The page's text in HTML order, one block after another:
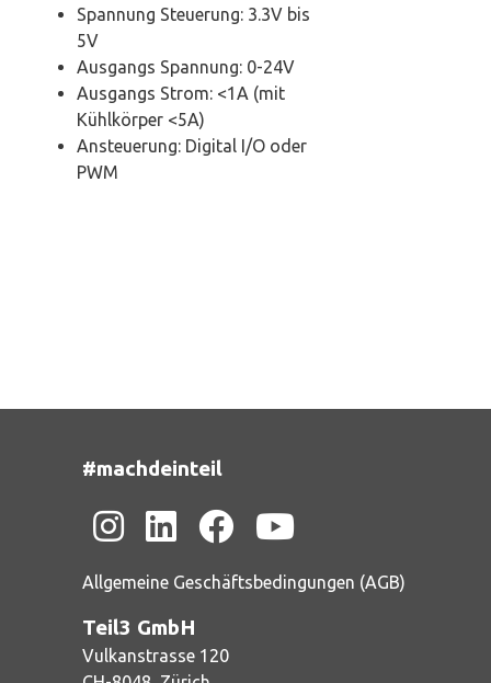
Spannung Steuerung: 3.3V bis
5V
Ausgangs Spannung: 0-24V
Ausgangs Strom: <1A (mit
Kühlkörper <5A)
Ansteuerung: Digital I/O oder
PWM
#machdeinteil
Allgemeine Geschäftsbedingungen (AGB)
Teil3 GmbH
Vulkanstrasse 120